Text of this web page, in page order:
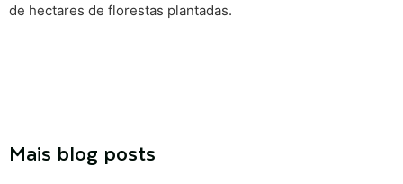
de hectares de florestas plantadas.
Mais blog posts